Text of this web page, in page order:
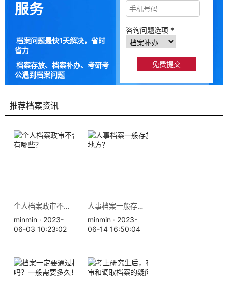
服务
档案问题最快1天解决，省时
省力
档案存放、档案补办、考研考
公遇到档案问题
咨询问题选项 *
推荐档案资讯
个人档案政审不合格的原因有哪些？
minmin · 2023-
06-03 10:23:02
人事档案一般存放在哪几个地方？
minmin · 2023-
06-14 16:50:04